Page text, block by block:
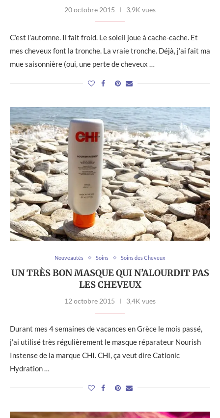
20 octobre 2015 3,9K vues
C’est l’automne. Il fait froid. Le soleil joue à cache-cache. Et
mes cheveux font la tronche. La vraie tronche. Déjà, j’ai fait ma
mue saisonnière (oui, une perte de cheveux …
Nouveautés Soins Soins des Cheveux
UN TRÈS BON MASQUE QUI N’ALOURDIT PAS
LES CHEVEUX
12 octobre 2015 3,4K vues
Durant mes 4 semaines de vacances en Grèce le mois passé,
j’ai utilisé très régulièrement le masque réparateur Nourish
Instense de la marque CHI. CHI, ça veut dire Cationic
Hydration …